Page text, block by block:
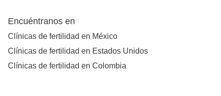
Encuéntranos en
Clínicas de fertilidad en México
Clínicas de fertilidad en Estados Unidos
Clínicas de fertilidad en Colombia